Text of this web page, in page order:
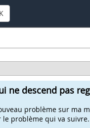
ne descend pas
problème sur ma
problème qui va